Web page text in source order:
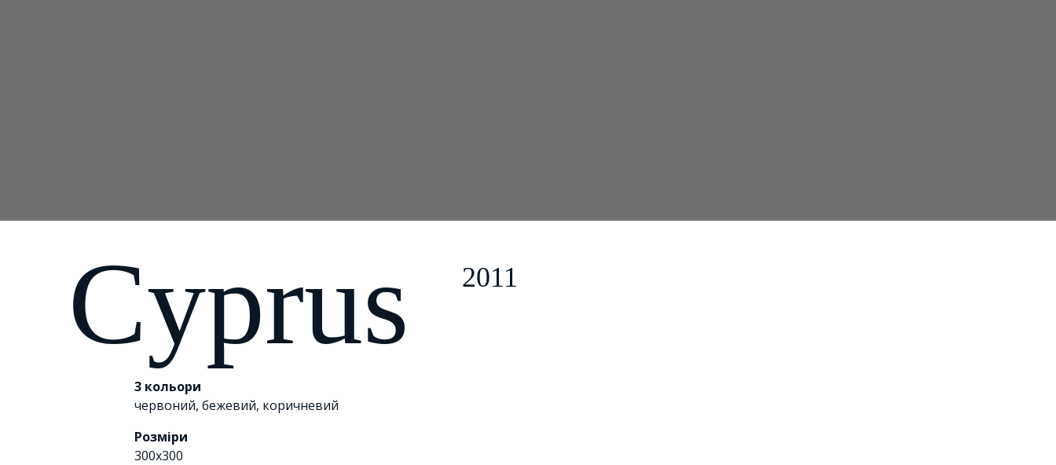
Cyprus 2011
3 кольори
червоний,бежевий, коричневий
Розміри
300х300